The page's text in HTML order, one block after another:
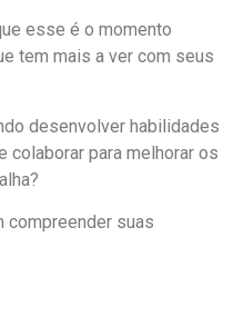
esse é o momento
tem mais a ver com seus
desenvolver habilidades
colaborar para melhorar os
compreender suas